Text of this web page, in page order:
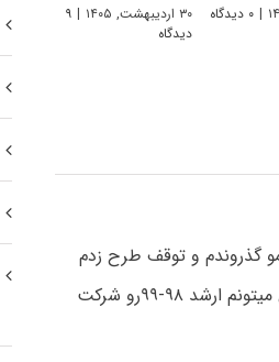
| ۰ دیدگاه ۳۰ اردیبهشت, ۱۴۰۵ | ۹
دیدگاه
ارشد امتحان دادم و قبول نشدم ،،۶ماه طرحمو گذروندم و توقف طرح زدم
،الان در حال گذروندن طرح پرستاری هستم،،طرحمم شهریور تموم میشه ،من میتونم ارشد ۹۸-۹۹رو شرکت